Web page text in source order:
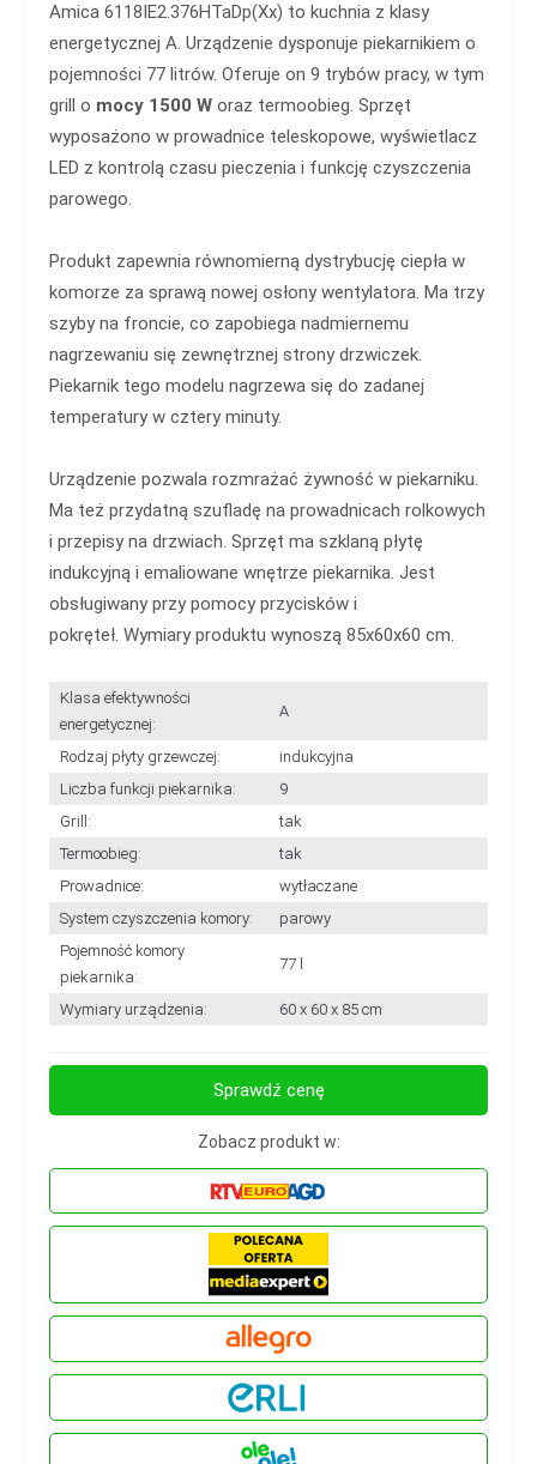
Amica 6118IE2.376HTaDp(Xx) to kuchnia z klasy
energetycznej A. Urządzenie dysponuje piekarnikiem o
pojemności 77 litrów. Oferuje on 9 trybów pracy, w tym
grill o mocy 1500 W oraz termoobieg. Sprzęt
wyposażono w prowadnice teleskopowe, wyświetlacz
LED z kontrolą czasu pieczenia i funkcję czyszczenia
parowego.
Produkt zapewnia równomierną dystrybucję ciepła w
komorze za sprawą nowej osłony wentylatora. Ma trzy
szyby na froncie, co zapobiega nadmiernemu
nagrzewaniu się zewnętrznej strony drzwiczek.
Piekarnik tego modelu nagrzewa się do zadanej
temperatury w cztery minuty.
Urządzenie pozwala rozmrażać żywność w piekarniku.
Ma też przydatną szufladę na prowadnicach rolkowych
i przepisy na drzwiach. Sprzęt ma szklaną płytę
indukcyjną i emaliowane wnętrze piekarnika. Jest
obsługiwany przy pomocy przycisków i
pokręteł. Wymiary produktu wynoszą 85x60x60 cm.
Klasa efektywności
energetycznej:
A
Rodzaj płyty grzewczej:
indukcyjna
Liczba funkcji piekarnika:
9
Grill:
tak
Termoobieg:
tak
Prowadnice:
wytłaczane
System czyszczenia komory:
parowy
Pojemność komory
piekarnika:
77 l
Wymiary urządzenia: 60 x 60 x 85 cm
Sprawdź cenę
Zobacz produkt w: